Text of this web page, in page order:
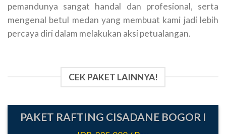
pemandunya sangat handal dan profesional, serta
mengenal betul medan yang membuat kami jadi lebih
percaya diri dalam melakukan aksi petualangan.
CEK PAKET LAINNYA!
PAKET RAFTING CISADANE BOGOR I